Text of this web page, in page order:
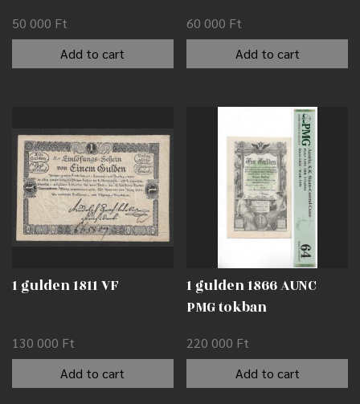
50 000 Ft
Add to cart
60 000 Ft
Add to cart
1 gulden 1811 VF
130 000 Ft
Add to cart
1 gulden 1866 AUNC
PMG tokban
220 000 Ft
Add to cart